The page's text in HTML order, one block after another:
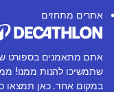
אתרים מתחזים
אתם מתאמנים בספורט
שתמשיכו להנות ממנו!
במקום אחד. כאן תמצאו